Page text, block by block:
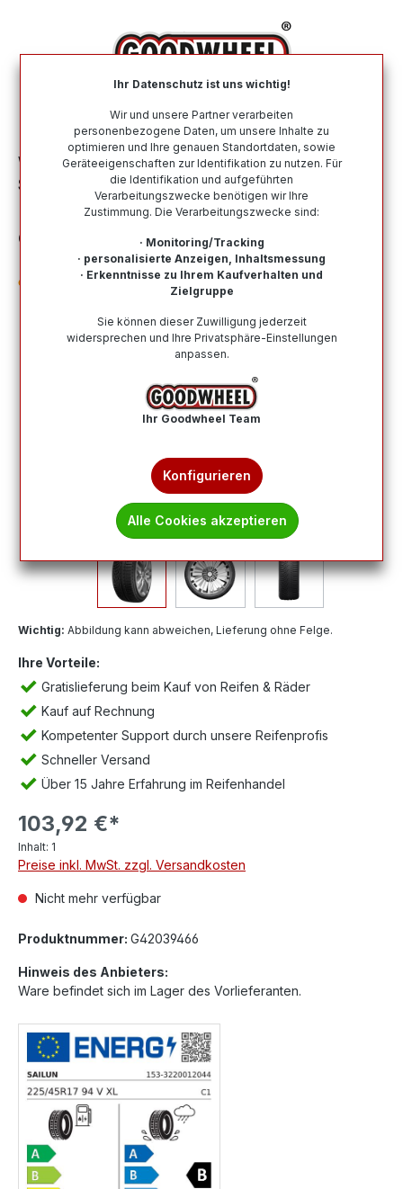
Winterreifen Nach Größe 225 45 R17
SAILUN ICE BLAZER ALPINE EVO1
(WSL3A1) 225/45R17 94V XL NORDIC
COMPOUND MFS BSW
Bildergalerie überspringen
Wichtig: Abbildung kann abweichen, Lieferung ohne Felge.
Ihre Vorteile:
Gratislieferung beim Kauf von Reifen & Räder
Kauf auf Rechnung
Kompetenter Support durch unsere Reifenprofis
Schneller Versand
Über 15 Jahre Erfahrung im Reifenhandel
103,92 €*
Inhalt: 1
Preise inkl. MwSt. zzgl. Versandkosten
Nicht mehr verfügbar
Produktnummer: G42039466
Hinweis des Anbieters:
Ware befindet sich im Lager des Vorlieferanten.
Ihr Datenschutz ist uns wichtig!
Wir und unsere Partner verarbeiten
personenbezogene Daten, um unsere Inhalte zu
optimieren und Ihre genauen Standortdaten, sowie
Geräteeigenschaften zur Identifikation zu nutzen. Für
die Identifikation und aufgeführten
Verarbeitungszwecke benötigen wir Ihre
Zustimmung. Die Verarbeitungszwecke sind:
· Monitoring/Tracking
· personalisierte Anzeigen, Inhaltsmessung
· Erkenntnisse zu Ihrem Kaufverhalten und
Zielgruppe
Sie können dieser Zuwilligung jederzeit
widersprechen und Ihre Privatsphäre-Einstellungen
anpassen.
Ihr Goodwheel Team
Konfigurieren
Alle Cookies akzeptieren